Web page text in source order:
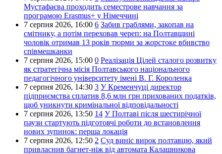
Мустафаєва проходить семестрове навчання за
програмою Erasmus+ у Німеччині
7 серпня 2026, 16:00 6 Забив граблями, закопав на
смітнику, а потім переховав череп: на Полтавщині
чоловік отримав 13 років тюрми за жорстоке вбивство
співмешканки
7 серпня 2026, 15:00 0 Реалізація Цілей сталого розвитку
як стратегічна місія Полтавського національного
педагогічного університету імені В. Г. Короленка
7 серпня 2026, 14:30 3 У Кременчуці директор
підприємства сплатив 8,6 млн грн прихованих податків,
щоб уникнути кримінальної відповідальності
7 серпня 2026, 13:50 14 У Полтаві після шестирічної
паузи стартують підготовчі роботи до встановлення
нових зупинок: перша локація
7 серпня 2026, 12:50 2 Суд виніс вирок полтавцю, який
привласнив багнет-ніж від автомата Калашникова